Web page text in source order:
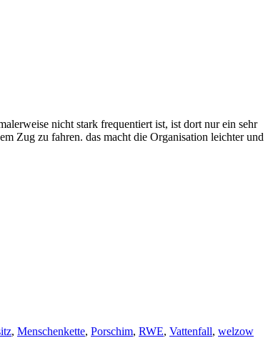
nicht stark frequentiert ist, ist dort nur ein sehr
Zug zu fahren. das macht die Organisation leichter und
, Menschenkette, Porschim, RWE, Vattenfall, welzow